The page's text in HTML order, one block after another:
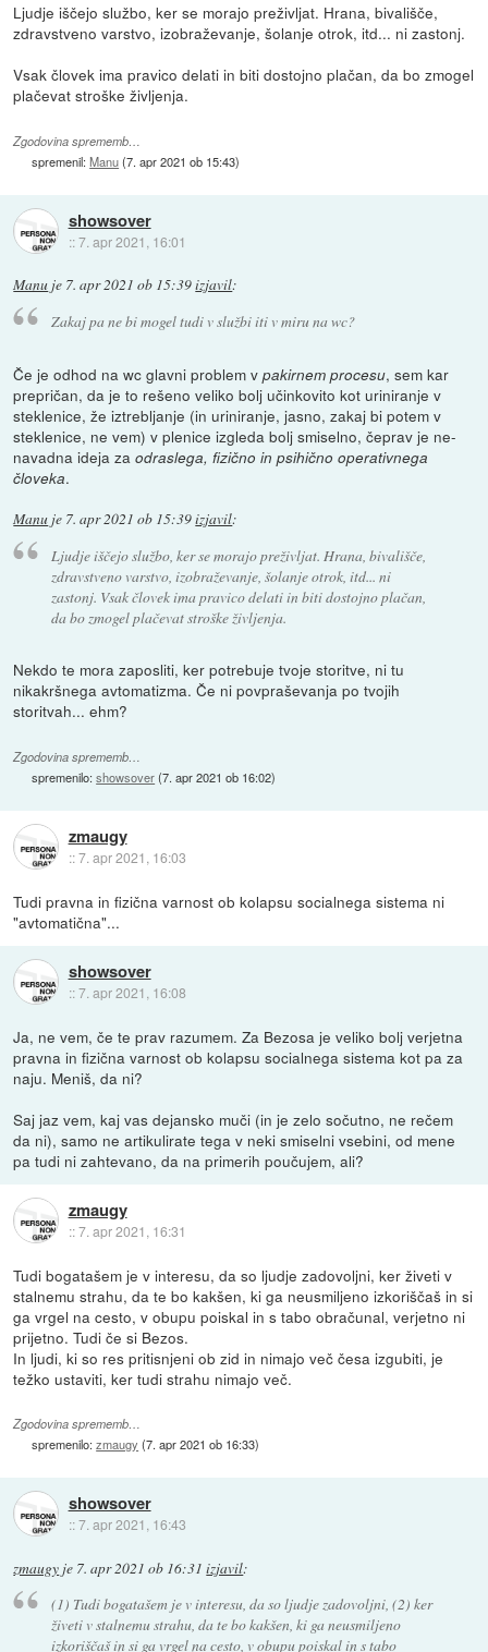
Ljudje iščejo službo, ker se morajo preživljat. Hrana, bivališče,
zdravstveno varstvo, izobraževanje, šolanje otrok, itd... ni zastonj.
Vsak človek ima pravico delati in biti dostojno plačan, da bo zmogel
plačevat stroške življenja.
Zgodovina sprememb…
spremenil:Manu(7. apr 2021 ob 15:43)
showsover
::7. apr 2021, 16:01
Manu je 7. apr 2021 ob 15:39izjavil:
Zakaj pa ne bi mogel tudi v službi iti v miru na wc?
Če je odhod na wc glavni problem vpakirnem procesu, sem kar
prepričan, da je to rešeno veliko bolj učinkovito kot uriniranje v
steklenice, že iztrebljanje (in uriniranje, jasno, zakaj bi potem v
steklenice, ne vem) v plenice izgleda bolj smiselno, čeprav je ne-
navadna ideja zaodraslega, fizično in psihično operativnega
človeka.
Manu je 7. apr 2021 ob 15:39izjavil:
Ljudje iščejo službo, ker se morajo preživljat. Hrana, bivališče,
zdravstveno varstvo, izobraževanje, šolanje otrok, itd... ni
zastonj. Vsak človek ima pravico delati in biti dostojno plačan,
da bo zmogel plačevat stroške življenja.
Nekdo te mora zaposliti, ker potrebuje tvoje storitve, ni tu
nikakršnega avtomatizma. Če ni povpraševanja po tvojih
storitvah... ehm?
Zgodovina sprememb…
spremenilo:showsover(7. apr 2021 ob 16:02)
zmaugy
::7. apr 2021, 16:03
Tudi pravna in fizična varnost ob kolapsu socialnega sistema ni
"avtomatična"...
showsover
::7. apr 2021, 16:08
Ja, ne vem, če te prav razumem. Za Bezosa je veliko bolj verjetna
pravna in fizična varnost ob kolapsu socialnega sistema kot pa za
naju. Meniš, da ni?
Saj jaz vem, kaj vas dejansko muči (in je zelo sočutno, ne rečem
da ni), samo ne artikulirate tega v neki smiselni vsebini, od mene
pa tudi ni zahtevano, da na primerih poučujem, ali?
zmaugy
::7. apr 2021, 16:31
Tudi bogatašem je v interesu, da so ljudje zadovoljni, ker živeti v
stalnemu strahu, da te bo kakšen, ki ga neusmiljeno izkoriščaš in si
ga vrgel na cesto, v obupu poiskal in s tabo obračunal, verjetno ni
prijetno. Tudi če si Bezos.
In ljudi, ki so res pritisnjeni ob zid in nimajo več česa izgubiti, je
težko ustaviti, ker tudi strahu nimajo več.
Zgodovina sprememb…
spremenilo:zmaugy (7. apr 2021 ob 16:33)
showsover
::7. apr 2021, 16:43
zmaugy je 7. apr 2021 ob 16:31 izjavil:
(1) Tudi bogatašem je v interesu, da so ljudje zadovoljni, (2) ker
živeti v stalnemu strahu, da te bo kakšen, ki ga neusmiljeno
izkoriščaš in si ga vrgel na cesto, v obupu poiskal in s tabo